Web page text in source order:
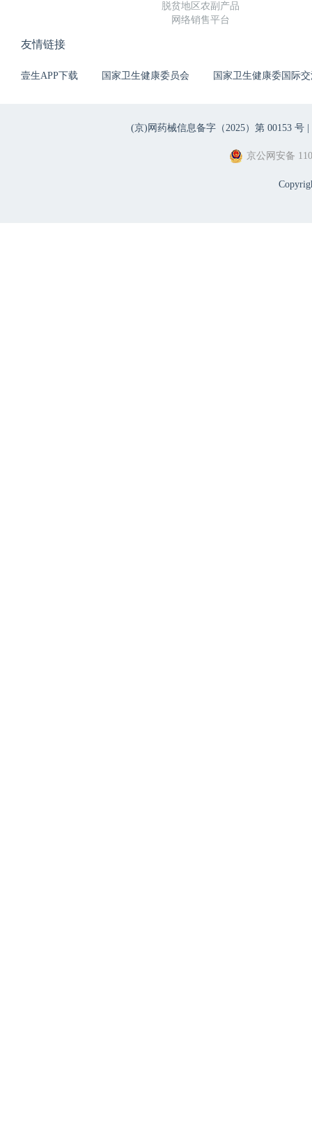
脱贫地区农副产品
网络销售平台
友情链接
壹生APP下载 国家卫生健康委员会 国家卫生健康委国际
(京)网药械信息备字（2025）第 00153 号 |
京公网安备